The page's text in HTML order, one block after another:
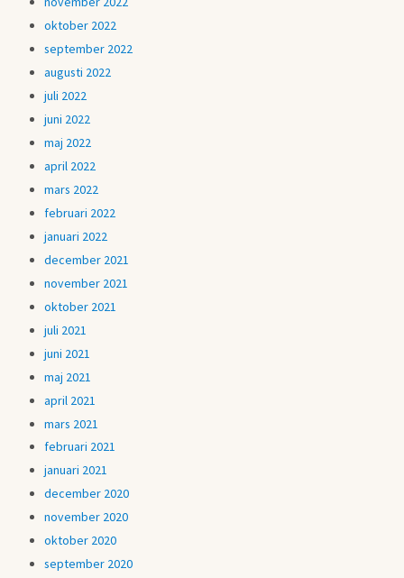
oktober 2022
september 2022
augusti 2022
juli 2022
juni 2022
maj 2022
april 2022
mars 2022
februari 2022
januari 2022
december 2021
november 2021
oktober 2021
juli 2021
juni 2021
maj 2021
april 2021
mars 2021
februari 2021
januari 2021
december 2020
november 2020
oktober 2020
september 2020